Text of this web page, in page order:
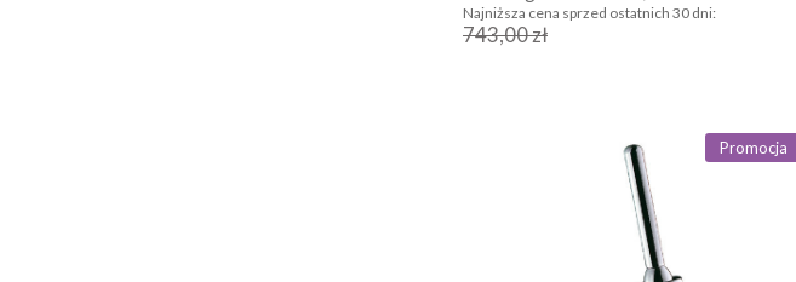
Najniższa cena sprzed ostatnich 30 dni:
743,00 zł
Promocja